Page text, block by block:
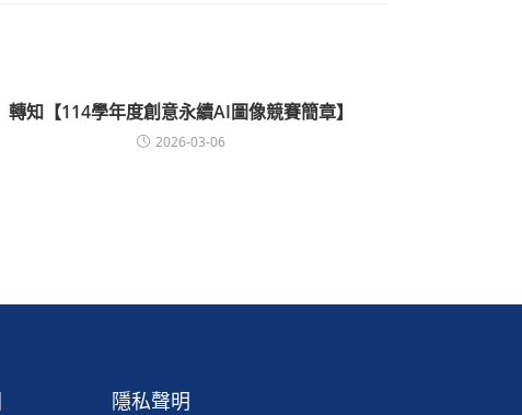
轉知【114學年度創意永續AI圖像競賽簡章】
2026-03-06
隱私聲明